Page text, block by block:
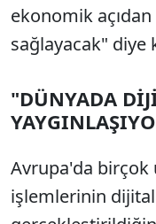
ekonomik
sağlayacak" diye
"DÜNYADA
Avrupa'da birçok
işlemlerinin